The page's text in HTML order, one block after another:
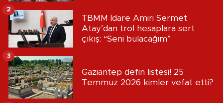
TBMM İdare Amiri Sermet
Atay’dan trol hesaplara sert
çıkış: “Seni bulacağım”
2
Gaziantep defin listesi! 25
Temmuz 2026 kimler vefat etti?
3